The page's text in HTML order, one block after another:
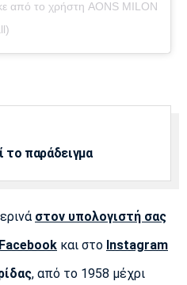
από το χρήστη AONS MILON
το παράδειγμα
στον υπολογιστή σας
Facebook και στο Instagram
, από το 1958 μέχρι